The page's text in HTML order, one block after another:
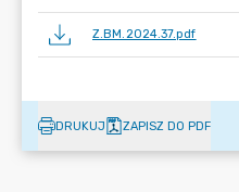
Z.BM.2024.37.pdf
DRUKUJ ZAPISZ DO PDF